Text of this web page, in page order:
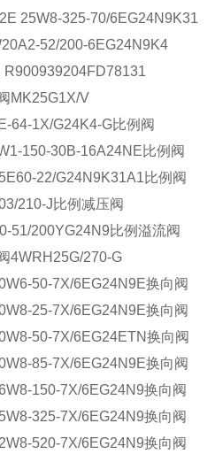
25W8-325-70/6EG24N9K31
52/200-6EG24N9K4
MK25G1X/V
64-1X/G24K4-G比例阀
150-30B-16A24NE比例阀
22/G24N9K31A1比例阀
210-J比例减压阀
51/200YG24N9比例溢流阀
4WRH25G/270-G
50-7X/6EG24N9E换向阀
25-7X/6EG24N9E换向阀
50-7X/6EG24ETN换向阀
85-7X/6EG24N9E换向阀
150-7X/6EG24N9换向阀
325-7X/6EG24N9换向阀
520-7X/6EG24N9换向阀